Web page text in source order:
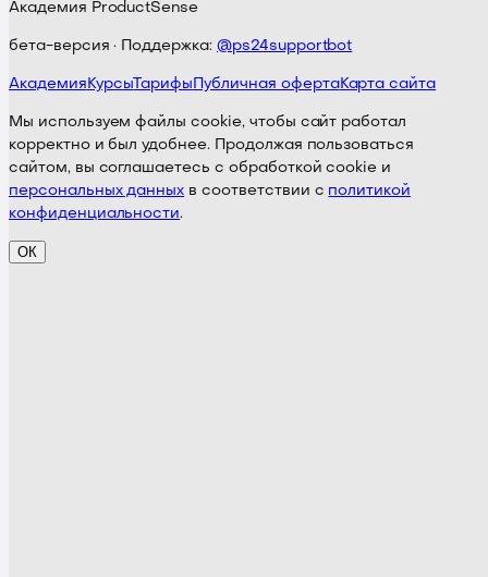
Академия ProductSense
бета-версия · Поддержка: @ps24supportbot
Академия КурсыТарифы Публичная офертаКарта сайта
Мы используем файлы cookie, чтобы сайт работал
корректно и был удобнее. Продолжая пользоваться
сайтом, вы соглашаетесь с обработкой cookie и
персональных данных в соответствии с политикой
конфиденциальности.
ОК